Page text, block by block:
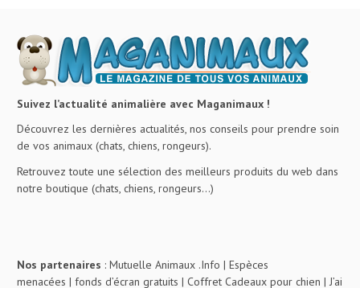
Suivez l’actualité animalière avec Maganimaux !
Découvrez les dernières actualités, nos conseils pour prendre soin
de vos animaux (chats, chiens, rongeurs).
Retrouvez toute une sélection des meilleurs produits du web dans
notre boutique (chats, chiens, rongeurs…)
Nos partenaires : Mutuelle Animaux .Info | Espèces
menacées | fonds d’écran gratuits | Coffret Cadeaux pour chien | J’ai